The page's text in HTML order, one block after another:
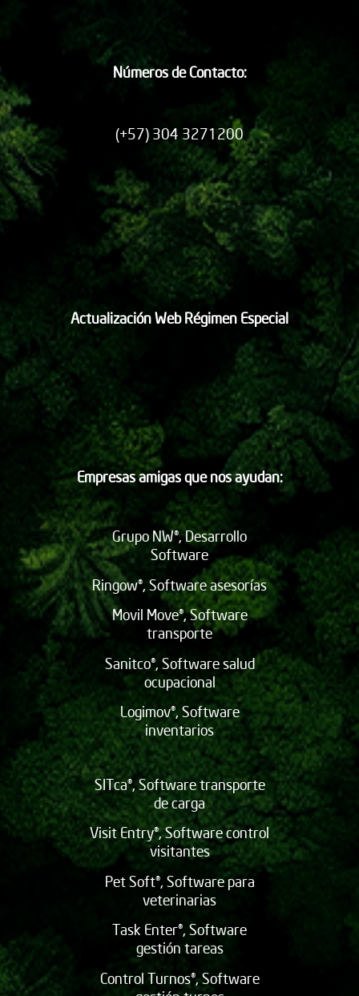
Números de Contacto:
(+57) 304 3271200
Actualización Web Régimen Especial
Empresas amigas que nos ayudan:
Grupo NW®, Desarrollo
Software
Ringow®, Software asesorías
Movil Move®, Software
transporte
Sanitco®, Software salud
ocupacional
Logimov®, Software
inventarios
SITca®, Software transporte
de carga
Visit Entry®, Software control
visitantes
Pet Soft®, Software para
veterinarias
Task Enter®, Software
gestión tareas
Control Turnos®, Software